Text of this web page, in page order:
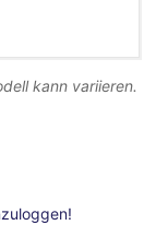
kann variieren.